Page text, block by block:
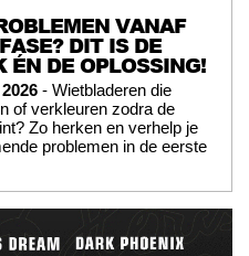
VANAF
DIT IS DE
ÉN DE OPLOSSING!
- Wietbladeren die
of verkleuren zodra de
Zo herken en verhelp je
problemen in de eerste